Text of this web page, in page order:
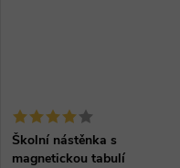
Školní nástěnka s
magnetickou tabulí